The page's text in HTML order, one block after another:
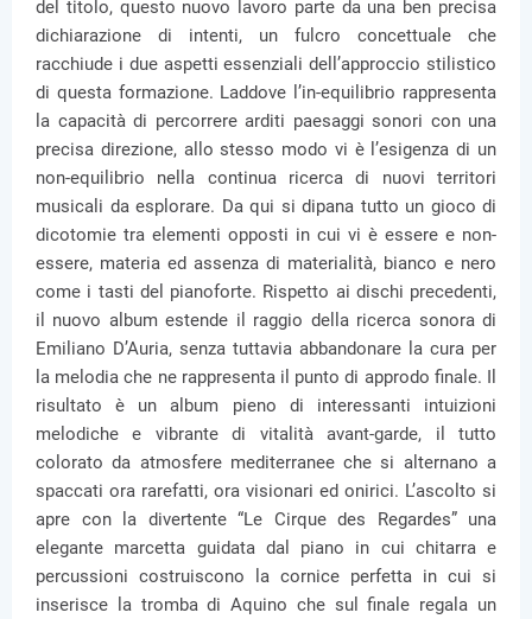
del titolo, questo nuovo lavoro parte da una ben precisa
dichiarazione di intenti, un fulcro concettuale che
racchiude i due aspetti essenziali dell’approccio stilistico
di questa formazione. Laddove l’in-equilibrio rappresenta
la capacità di percorrere arditi paesaggi sonori con una
precisa direzione, allo stesso modo vi è l’esigenza di un
non-equilibrio nella continua ricerca di nuovi territori
musicali da esplorare. Da qui si dipana tutto un gioco di
dicotomie tra elementi opposti in cui vi è essere e non-
essere, materia ed assenza di materialità, bianco e nero
come i tasti del pianoforte. Rispetto ai dischi precedenti,
il nuovo album estende il raggio della ricerca sonora di
Emiliano D’Auria, senza tuttavia abbandonare la cura per
la melodia che ne rappresenta il punto di approdo finale. Il
risultato è un album pieno di interessanti intuizioni
melodiche e vibrante di vitalità avant-garde, il tutto
colorato da atmosfere mediterranee che si alternano a
spaccati ora rarefatti, ora visionari ed onirici. L’ascolto si
apre con la divertente “Le Cirque des Regardes” una
elegante marcetta guidata dal piano in cui chitarra e
percussioni costruiscono la cornice perfetta in cui si
inserisce la tromba di Aquino che sul finale regala un